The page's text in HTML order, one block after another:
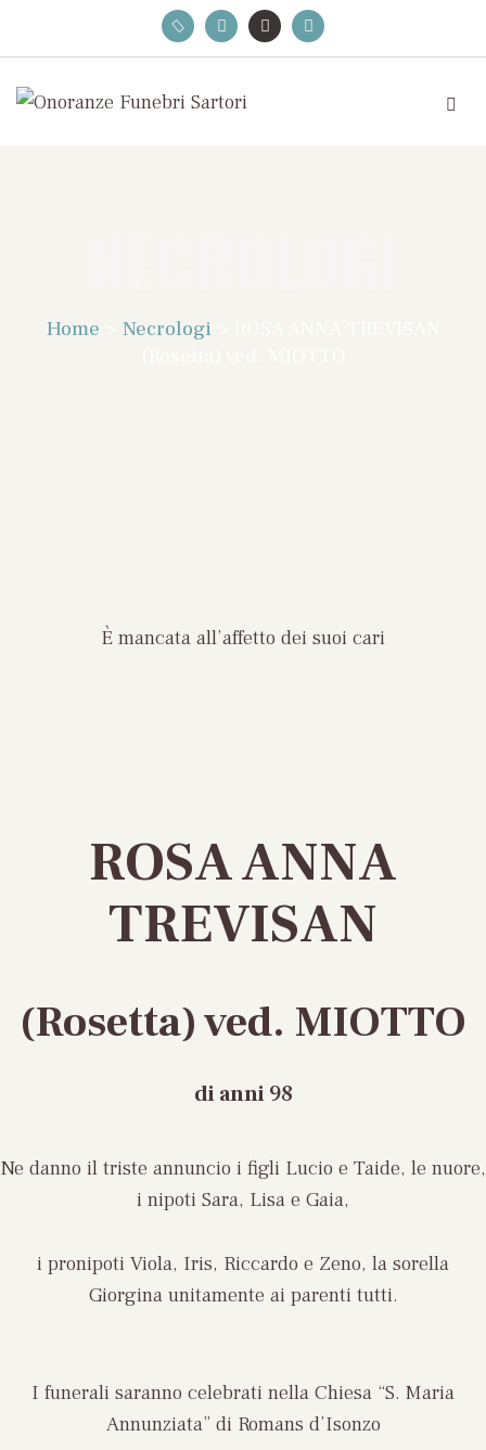
Home Necrologi>
È mancata all’affetto dei suoi cari
ROSA ANNA
TREVISAN
(Rosetta) ved. MIOTTO
di anni98
Ne danno il triste annuncio i figli Lucio e Taide, le nuore,
i nipoti Sara, Lisa e Gaia,
i pronipoti Viola, Iris, Riccardo e Zeno, la sorella
Giorgina unitamente ai parenti tutti.
I funerali saranno celebrati nella Chiesa “S. Maria
Annunziata” di Romans d’Isonzo